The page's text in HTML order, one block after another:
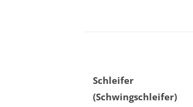
Schleifer
(Schwingschleifer)